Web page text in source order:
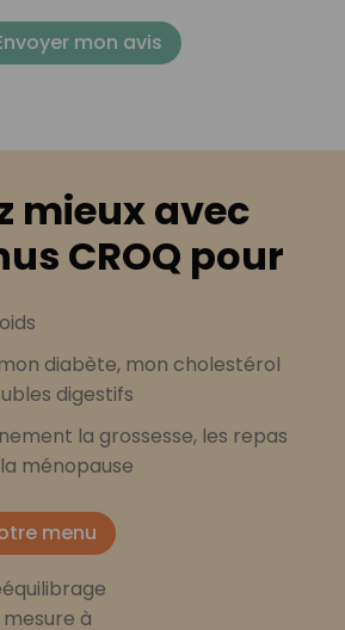
mon avis
mieux avec
CROQ pour
diabète, mon cholestérol
digestifs
la grossesse, les repas
ménopause
menu
à